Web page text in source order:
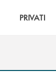
PRIVATI